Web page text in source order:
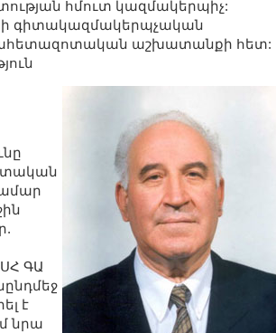
հմուտ կազմակերպիչ:
գիտակազմակերպչական
աշխատանքի հետ:
ԳԱ
է
նրա